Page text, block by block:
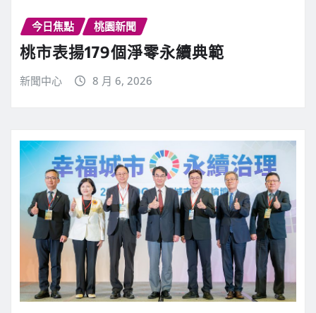
今日焦點 桃園新聞
桃市表揚179個淨零永續典範
新聞中心 8 月 6, 2026